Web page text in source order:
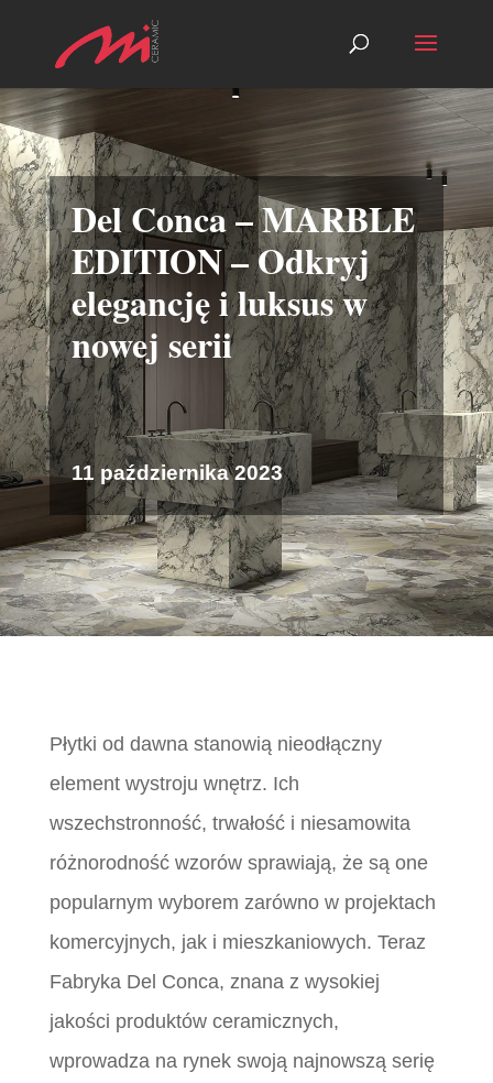
Del Conca – MARBLE
EDITION – Odkryj
elegancję i luksus w
nowej serii
11 października 2023
Płytki od dawna stanowią nieodłączny
element wystroju wnętrz. Ich
wszechstronność, trwałość i niesamowita
różnorodność wzorów sprawiają, że są one
popularnym wyborem zarówno w projektach
komercyjnych, jak i mieszkaniowych. Teraz
Fabryka Del Conca, znana z wysokiej
jakości produktów ceramicznych,
wprowadza na rynek swoją najnowszą serię